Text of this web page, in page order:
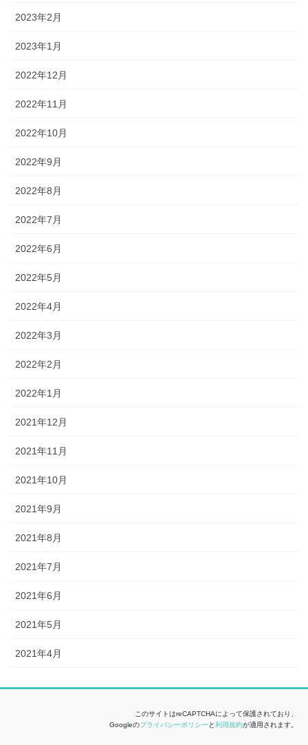
2023年2月
2023年1月
2022年12月
2022年11月
2022年10月
2022年9月
2022年8月
2022年7月
2022年6月
2022年5月
2022年4月
2022年3月
2022年2月
2022年1月
2021年12月
2021年11月
2021年10月
2021年9月
2021年8月
2021年7月
2021年6月
2021年5月
2021年4月
このサイトはreCAPTCHAによって保護されており、
Googleのプライバシーポリシー と利用規約が適用されます。